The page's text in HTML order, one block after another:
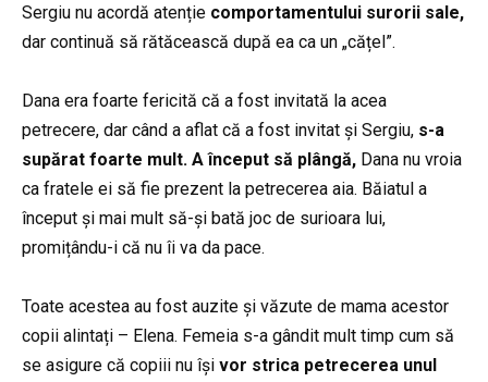
Sergiu nu acordă atenție comportamentului surorii sale,
dar continuă să rătăcească după ea ca un „cățel”.
Dana era foarte fericită că a fost invitată la acea
petrecere, dar când a aflat că a fost invitat și Sergiu, s-a
supărat foarte mult. A început să plângă, Dana nu vroia
ca fratele ei să fie prezent la petrecerea aia. Băiatul a
început și mai mult să-și bată joc de surioara lui,
promițându-i că nu îi va da pace.
Toate acestea au fost auzite și văzute de mama acestor
copii alintați – Elena. Femeia s-a gândit mult timp cum să
se asigure că copiii nu își vor strica petrecerea unul